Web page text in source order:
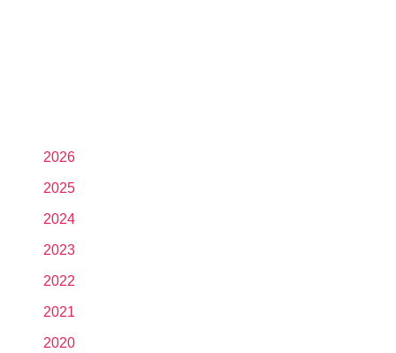
2026
2025
2024
2023
2022
2021
2020